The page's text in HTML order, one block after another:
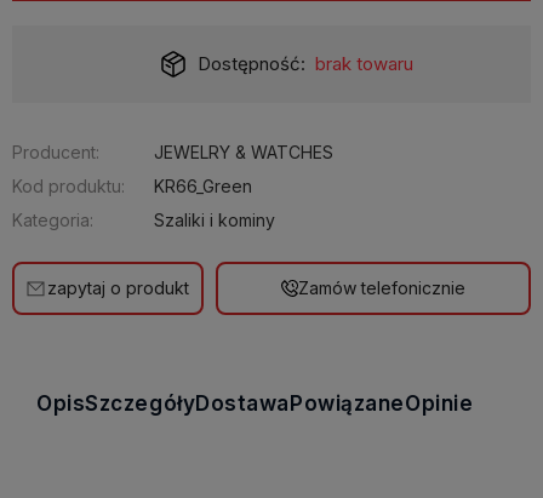
Dostępność: brak towaru
Producent:
JEWELRY & WATCHES
Kod produktu:
KR66_Green
Kategoria:
Szaliki i kominy
zapytaj o produkt Zamów telefonicznie
OpisSzczegółyDostawa PowiązaneOpinie